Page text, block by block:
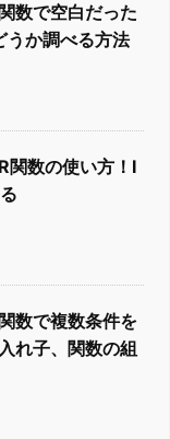
数で空白だった
うか調べる方法
関数の使い方！I
数で複数条件を
れ子、関数の組